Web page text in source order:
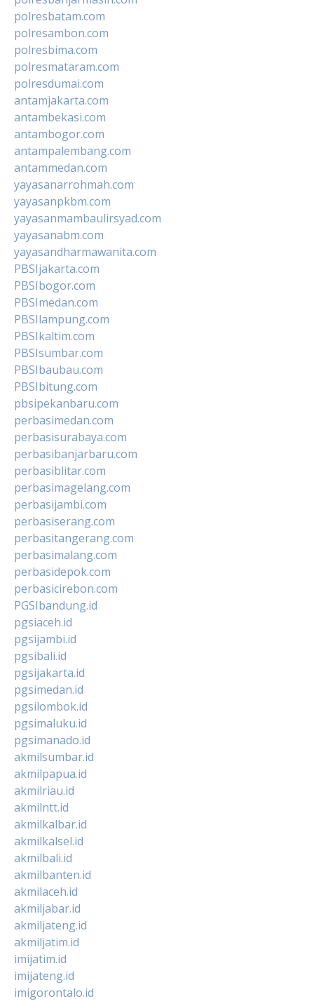
polresbatam.com
polresambon.com
polresbima.com
polresmataram.com
polresdumai.com
antamjakarta.com
antambekasi.com
antambogor.com
antampalembang.com
antammedan.com
yayasanarrohmah.com
yayasanpkbm.com
yayasanmambaulirsyad.com
yayasanabm.com
yayasandharmawanita.com
PBSIjakarta.com
PBSIbogor.com
PBSImedan.com
PBSIlampung.com
PBSIkaltim.com
PBSIsumbar.com
PBSIbaubau.com
PBSIbitung.com
pbsipekanbaru.com
perbasimedan.com
perbasisurabaya.com
perbasibanjarbaru.com
perbasiblitar.com
perbasimagelang.com
perbasijambi.com
perbasiserang.com
perbasitangerang.com
perbasimalang.com
perbasidepok.com
perbasicirebon.com
PGSIbandung.id
pgsiaceh.id
pgsijambi.id
pgsibali.id
pgsijakarta.id
pgsimedan.id
pgsilombok.id
pgsimaluku.id
pgsimanado.id
akmilsumbar.id
akmilpapua.id
akmilriau.id
akmilntt.id
akmilkalbar.id
akmilkalsel.id
akmilbali.id
akmilbanten.id
akmilaceh.id
akmiljabar.id
akmiljateng.id
akmiljatim.id
imijatim.id
imijateng.id
imigorontalo.id